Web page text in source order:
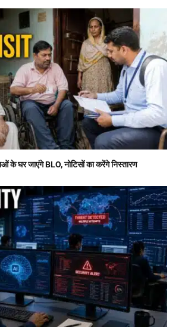
के घर जाएंगे BLO, नोटिसों का करेंगे निस्तारण